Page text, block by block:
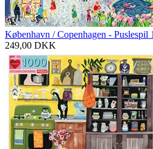
København / Copenhagen - Puslespil
249,00 DKK